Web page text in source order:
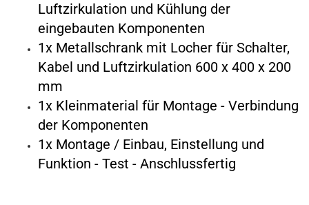
Luftzirkulation und Kühlung der
eingebauten Komponenten
1x Metallschrank mit Locher für Schalter,
Kabel und Luftzirkulation 600 x 400 x 200
mm
1x Kleinmaterial für Montage - Verbindung
der Komponenten
1x Montage / Einbau, Einstellung und
Funktion - Test - Anschlussfertig